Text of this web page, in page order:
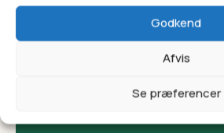
Godkend
Afvis
Se præferencer
Ønsket dato for fremvisning*